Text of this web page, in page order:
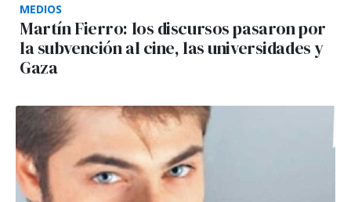
MEDIOS
Martín Fierro: los discursos pasaron por
la subvención al cine, las universidades y
Gaza